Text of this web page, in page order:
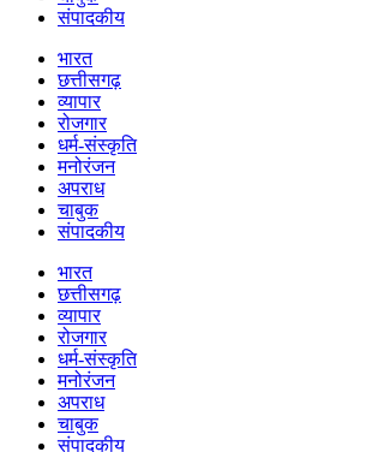
संपादकीय
भारत
छत्तीसगढ़
व्यापार
रोजगार
धर्म-संस्कृति
मनोरंजन
अपराध
चाबुक
संपादकीय
भारत
छत्तीसगढ़
व्यापार
रोजगार
धर्म-संस्कृति
मनोरंजन
अपराध
चाबुक
संपादकीय